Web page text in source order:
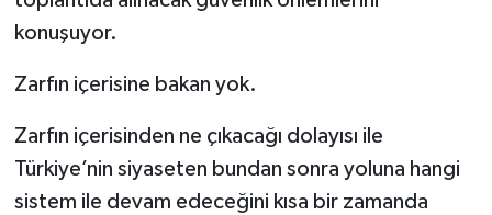
konuşuyor.
Zarfın içerisine bakan yok.
Zarfın içerisinden ne çıkacağı dolayısı ile
Türkiye’nin siyaseten bundan sonra yoluna hangi
sistem ile devam edeceğini kısa bir zamanda